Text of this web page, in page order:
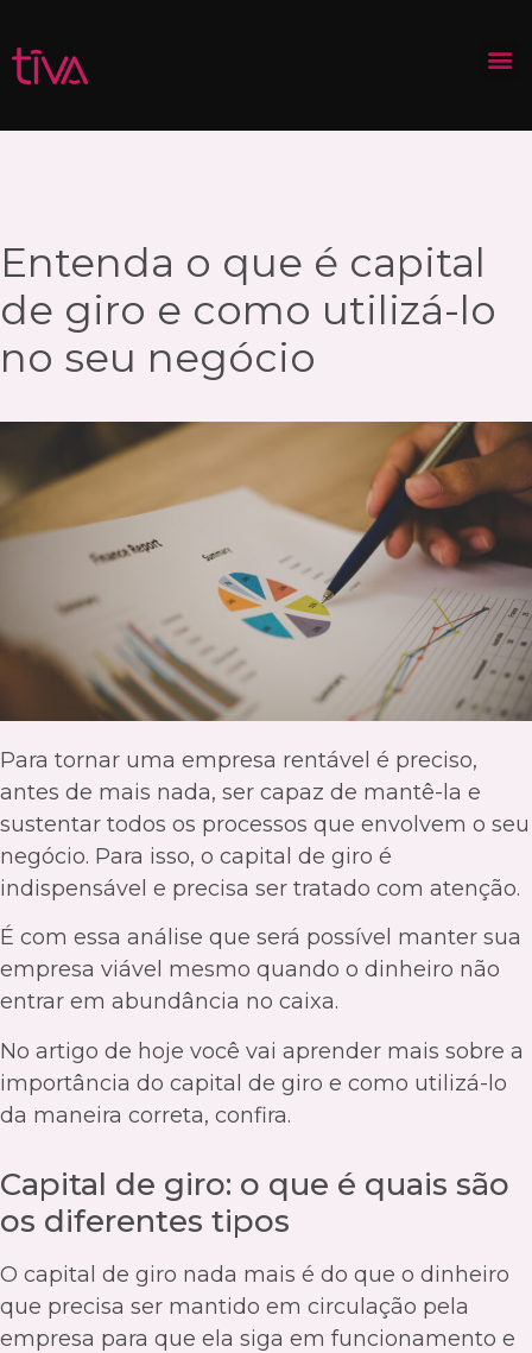
Entenda o que é capital
de giro e como utilizá-lo
no seu negócio
Para tornar uma empresa rentável é preciso,
antes de mais nada, ser capaz de mantê-la e
sustentar todos os processos que envolvem o seu
negócio. Para isso, o capital de giro é
indispensável e precisa ser tratado com atenção.
É com essa análise que será possível manter sua
empresa viável mesmo quando o dinheiro não
entrar em abundância no caixa.
No artigo de hoje você vai aprender mais sobre a
importância do capital de giro e como utilizá-lo
da maneira correta, confira.
Capital de giro: o que é quais são
os diferentes tipos
O capital de giro nada mais é do que o dinheiro
que precisa ser mantido em circulação pela
empresa para que ela siga em funcionamento e